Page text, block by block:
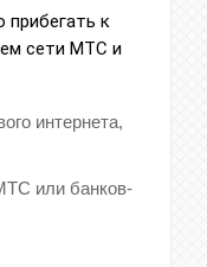
к
сети МТС и
интернета,
или банков-